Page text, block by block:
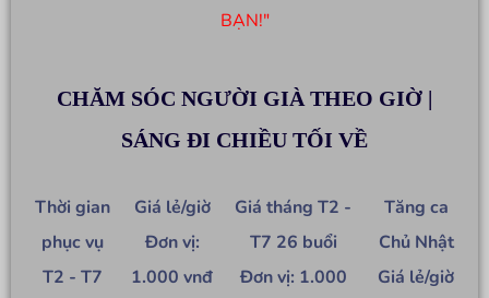
BẠN!"
CHĂM SÓC NGƯỜI GIÀ THEO GIỜ |
SÁNG ĐI CHIỀU TỐI VỀ
Thời gian
phục vụ
T2 - T7
Giá lẻ/giờ
Đơn vị:
1.000 vnđ
Giá tháng T2 -
T7 26 buổi
Đơn vị: 1.000
Tăng ca
Chủ Nhật
Giá lẻ/giờ